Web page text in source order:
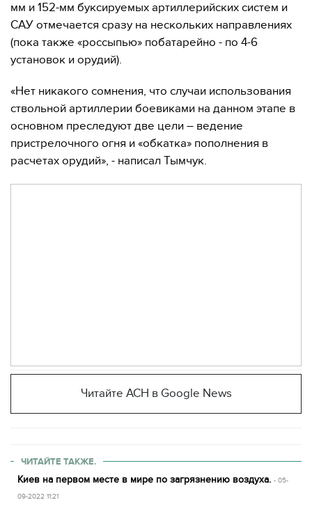
мм и 152-мм буксируемых артиллерийских систем и
САУ отмечается сразу на нескольких направлениях
(пока также «россыпью» побатарейно - по 4-6
установок и орудий).
«Нет никакого сомнения, что случаи использования
ствольной артиллерии боевиками на данном этапе в
основном преследуют две цели – ведение
пристрелочного огня и «обкатка» пополнения в
расчетах орудий», - написал Тымчук.
Читайте АСН в Google News
ЧИТАЙТЕ ТАКЖЕ.
Киев на первом месте в мире по загрязнению воздуха. - 05-
09-2022 11:21